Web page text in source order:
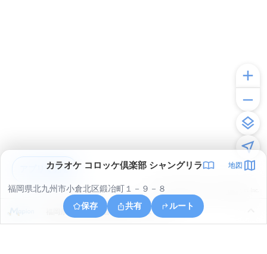
© ONE COMPATH © GeoTechnologies Inc.
カラオケ コロッケ倶楽部 シャングリラ 地図
福岡県北九州市小倉北区鍛冶町１－９－８
保存
共有 ルート
福岡県北九州市小倉北区小文字１丁目１
アプリで見る